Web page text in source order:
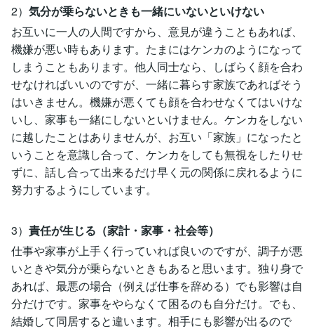
2） 気分が乗らないときも一緒にいないといけない
お互いに一人の人間ですから、意見が違うこともあれば、
機嫌が悪い時もあります。たまにはケンカのようになって
しまうこともあります。他人同士なら、しばらく顔を合わ
せなければいいのですが、一緒に暮らす家族であればそう
はいきません。機嫌が悪くても顔を合わせなくてはいけな
いし、家事も一緒にしないといけません。ケンカをしない
に越したことはありませんが、お互い「家族」になったと
いうことを意識し合って、ケンカをしても無視をしたりせ
ずに、話し合って出来るだけ早く元の関係に戻れるように
努力するようにしています。
3） 責任が生じる（家計・家事・社会等）
仕事や家事が上手く行っていれば良いのですが、調子が悪
いときや気分が乗らないときもあると思います。独り身で
あれば、最悪の場合（例えば仕事を辞める）でも影響は自
分だけです。家事をやらなくて困るのも自分だけ。でも、
結婚して同居すると違います。相手にも影響が出るので